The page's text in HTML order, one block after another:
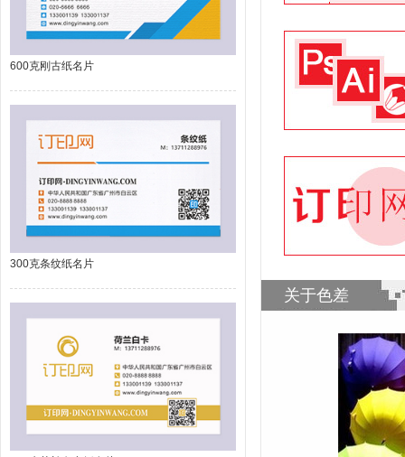
600克刚古纸名片
300克条纹纸名片
关于色差